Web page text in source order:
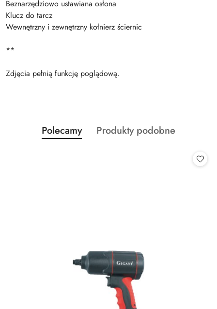
Beznarzędziowo ustawiana osłona
Klucz do tarcz
Wewnętrzny i zewnętrzny kołnierz ściernic
**
Zdjęcia pełnią funkcję poglądową.
Pomiń karuzelę produktów
Produkty
o
Polecamy
Produkty
Produkty podobne